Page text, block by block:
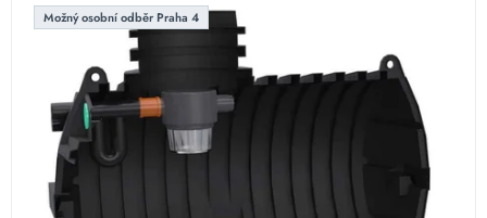
Možný osobní odběr Praha 4